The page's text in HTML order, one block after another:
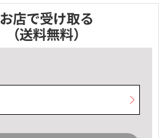
お店で受け取る
（送料無料）